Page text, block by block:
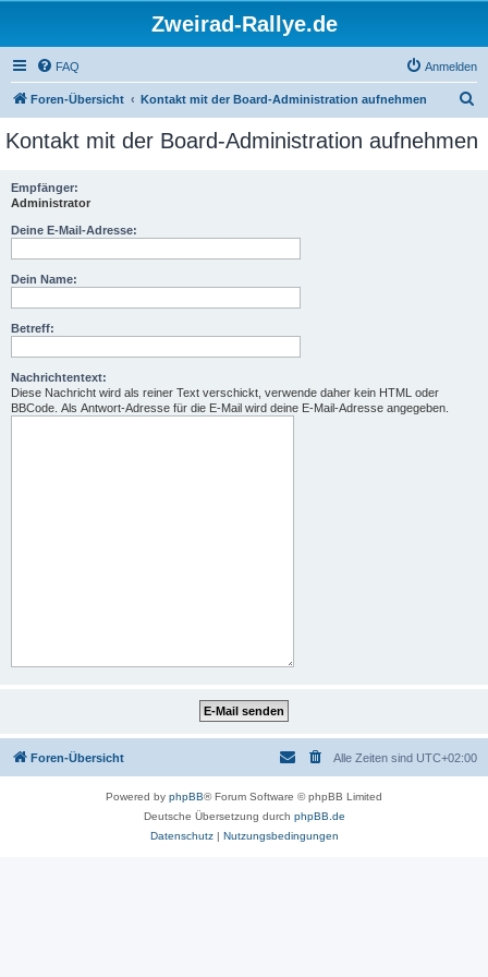
Zweirad-Rallye.de
FAQ Anmelden
Foren-Übersicht Kontakt mit der Board-Administration aufnehmen
c
Kontakt mit der Board-Administration aufnehmen
Empfänger:
Administrator
Deine E-Mail-Adresse:
Dein Name:
Betreff:
Nachrichtentext:
Diese Nachricht wird als reiner Text verschickt, verwende daher kein HTML oder
BBCode. Als Antwort-Adresse für die E-Mail wird deine E-Mail-Adresse angegeben.
Foren-Übersicht Alle Zeiten sind UTC+02:00
Powered by phpBB® Forum Software © phpBB Limited
Deutsche Übersetzung durch phpBB.de
Datenschutz| Nutzungsbedingungen